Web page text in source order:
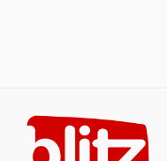
content